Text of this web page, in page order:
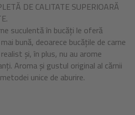
DE CALITATE SUPERIOARĂ
suculentă în bucăți le oferă
bună, deoarece bucățile de carne
și, în plus, nu au arome
Aroma și gustul original al cărnii
unice de aburire.